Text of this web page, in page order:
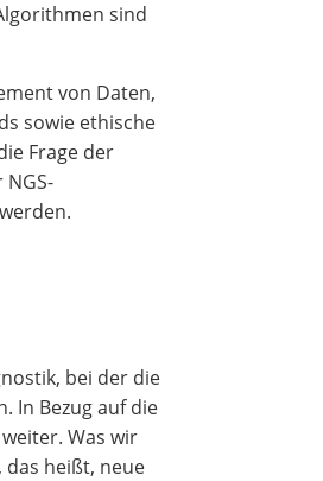
sind
von Daten,
sowie ethische
Frage der
bei der die
In Bezug auf die
Was wir
das heißt, neue